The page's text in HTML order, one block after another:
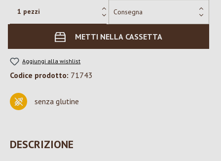
METTI NELLA CASSETTA
Aggiungi alla wishlist
Codice prodotto: 71743
senza glutine
DESCRIZIONE